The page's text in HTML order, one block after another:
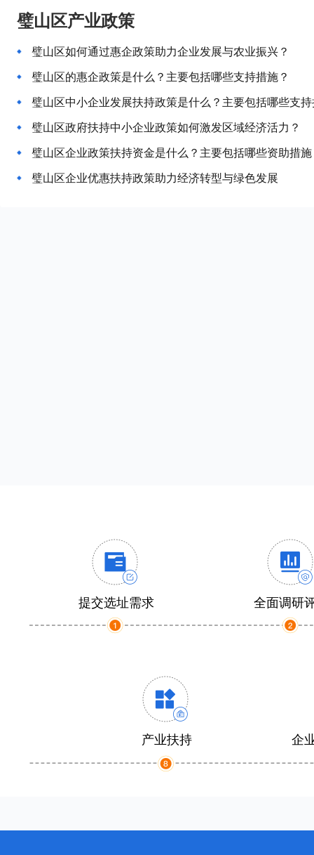
璧山区产业政策
璧山区如何通过惠企政策助力企业发展与农业振兴？
璧山区的惠企政策是什么？主要包括哪些支持措施？
璧山区中小企业发展扶持政策是什么？主要包括哪些支
璧山区政府扶持中小企业政策如何激发区域经济活力？
璧山区企业政策扶持资金是什么？主要包括哪些资助措
璧山区企业优惠扶持政策助力经济转型与绿色发展
提交选址需求 全面调研
产业扶持 企